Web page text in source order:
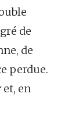
de
de
perdue.
et, en